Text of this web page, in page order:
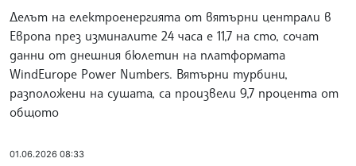
Делът на електроенергията от вятърни централи в
Европа през изминалите 24 часа е 11,7 на сто, сочат
данни от днешния бюлетин на платформата
WindEurope Power Numbers. Вятърни турбини,
разположени на сушата, са произвели 9,7 процента от
общото
01.06.2026 08:33